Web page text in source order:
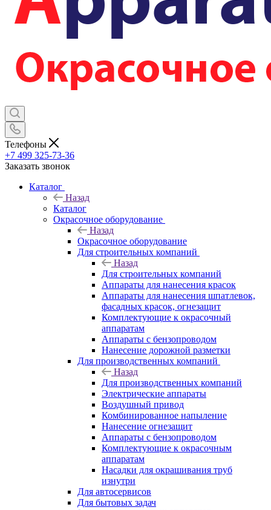
Телефоны
+7 499 325-73-36
Заказать звонок
Каталог
Назад
Каталог
Окрасочное оборудование
Назад
Окрасочное оборудование
Для строительных компаний
Назад
Для строительных компаний
Аппараты для нанесения красок
Аппараты для нанесения шпатлевок,
фасадных красок, огнезащит
Комплектующие к окрасочный
аппаратам
Аппараты с бензопроводом
Нанесение дорожной разметки
Для производственных компаний
Назад
Для производственных компаний
Электрические аппараты
Воздушный привод
Комбинированное напыление
Нанесение огнезащит
Аппараты с бензопроводом
Комплектующие к окрасочным
аппаратам
Насадки для окрашивания труб
изнутри
Для автосервисов
Для бытовых задач